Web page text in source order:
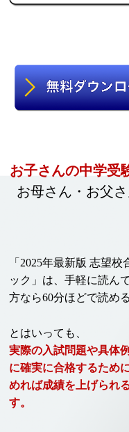
お子さんの中学受
お母さん・お父
「2025年最新版 志望
ック」は、手軽に読ん
方なら60分ほどで読め
とはいっても、
実際の入試問題や具体
に確実に合格するため
めれば成績を上げられ
す。